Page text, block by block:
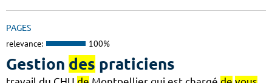
PAGES
relevance: 100%
Gestion des praticiens